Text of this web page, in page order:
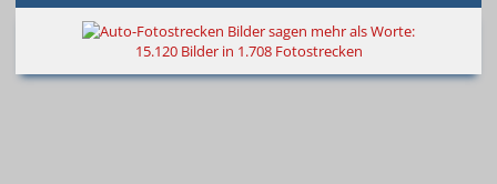
Bilder sagen mehr als Worte:
15.120 Bilder in 1.708 Fotostrecken